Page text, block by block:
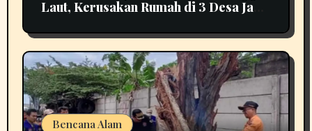
Laut, Kerusakan Rumah di 3 Desa Jadi
Bencana Alam